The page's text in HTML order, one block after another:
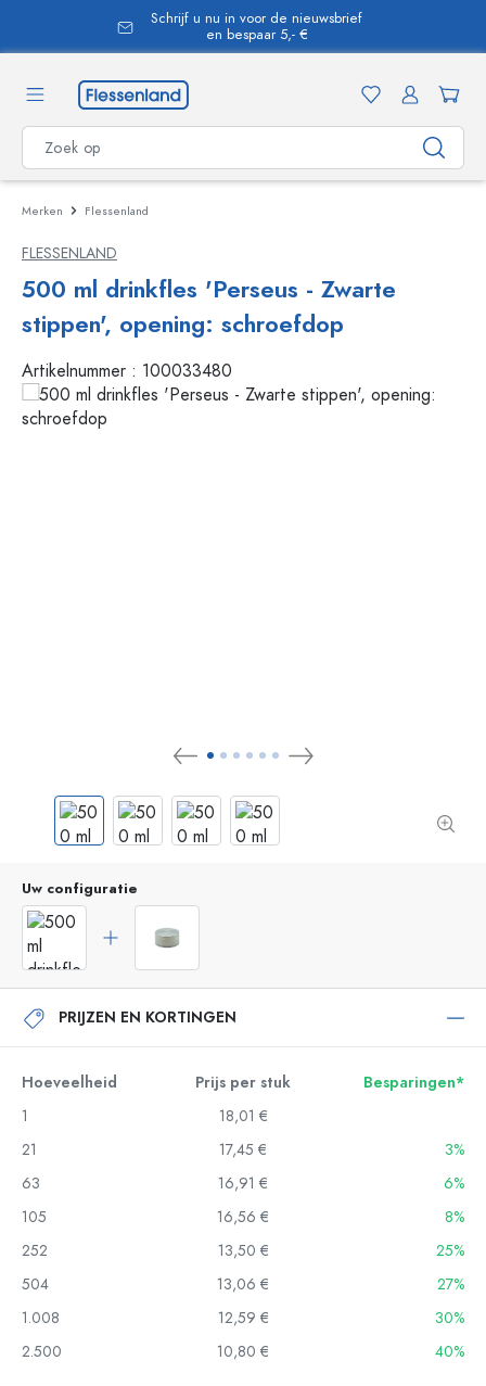
Schrijf u nu in voor de nieuwsbrief
en bespaar 5,- €
Merken Flessenland
FLESSENLAND
500 ml drinkfles 'Perseus - Zwarte
stippen', opening: schroefdop
Artikelnummer : 100033480
Uw configuratie
PRIJZEN EN KORTINGEN
Hoeveelheid Prijs per stuk
Besparingen*
1
18,01 €
21
17,45 €
3%
63
16,91 €
6%
105
16,56 €
8%
252
13,50 €
25%
504
13,06 €
27%
1.008
12,59 €
30%
2.500
10,80 € 40%